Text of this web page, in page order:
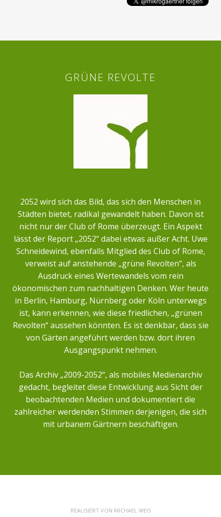
GRÜNE REVOLTE
2052 wird sich das Bild, das sich den Menschen in
Städten bietet, radikal gewandelt haben. Davon ist
nicht nur der Club of Rome überzeugt. Ein Aspekt
lässt der Report „2052“ dabei etwas außer Acht. Uwe
Schneidewind, ebenfalls Mitglied des Club of Rome,
verweist auf anstehende „grüne Revolten“, als
Ausdruck eines Wertewandels vom rein
ökonomischen zum nachhaltigen Denken. Wer heute
in Berlin, Hamburg, Nürnberg oder Köln unterwegs
ist, kann erkennen, wie diese friedlichen, „grünen
Revolten“ aussehen könnten. Es ist denkbar, dass sie
von Gärten angeführt werden bzw. dort ihren
Ausgangspunkt nehmen.
Das Archiv „2009-2052“, als mobiles Medienarchiv
gedacht, begleitet diese Entwicklung aus Sicht der
beobachtenden Medien und dokumentiert die
zahlreicher werdenden Stimmen derjenigen, die sich
mit urbanem Gärtnern beschäftigen.
REALISIERT VON MICHAEL WEIS